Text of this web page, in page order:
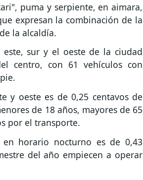
puma y serpiente, en aimara,
expresan la combinación de la
la alcaldía.
sur y el oeste de la ciudad
centro, con 61 vehículos con
y oeste es de 0,25 centavos de
de 18 años, mayores de 65
por el transporte.
horario nocturno es de 0,43
del año empiecen a operar